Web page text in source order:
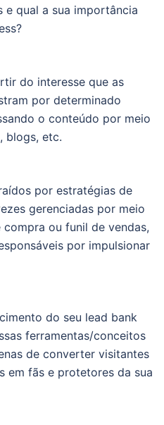
e qual a sua importância
do interesse que as
por determinado
o conteúdo por meio
blogs, etc.
por estratégias de
gerenciadas por meio
ou funil de vendas,
​​por impulsionar
do seu lead bank
ferramentas/conceitos
de converter visitantes
em fãs e protetores da sua